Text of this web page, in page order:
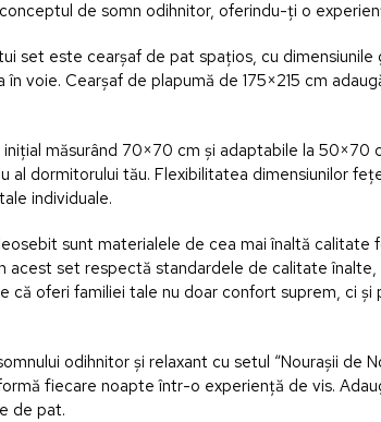
de somn odihnitor, oferindu-ți o
set este cearșaf de pat spațios, cu
voie. Cearșaf de plapumă de 175×215 cm
măsurând 70×70 cm și adaptabile la
al dormitorului tău. Flexibilitatea dimensiunilor
individuale.
sunt materialele de cea mai înaltă calitate
acest set respectă standardele de calitate
că oferi familiei tale nu doar confort suprem, ci
odihnitor și relaxant cu setul “Nourașii de
fiecare noapte într-o experiență de vis.
de pat.